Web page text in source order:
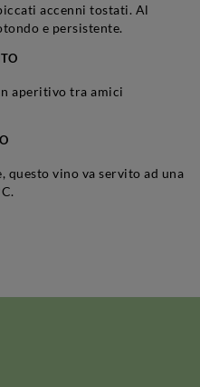
accenni tostati. Al
e persistente.
aperitivo tra amici
questo vino va servito ad una